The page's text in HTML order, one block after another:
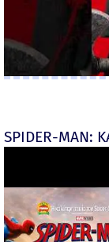
SPIDER-MAN: